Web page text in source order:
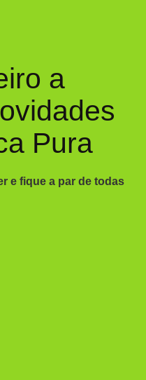
a
Pura
e fique a par de todas